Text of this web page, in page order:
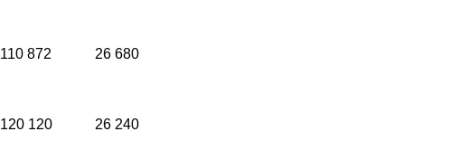
110 872 26 680
120 120 26 240